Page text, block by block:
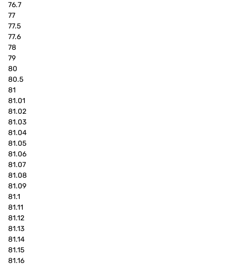
76.7
77
77.5
77.6
78
79
80
80.5
81
81.01
81.02
81.03
81.04
81.05
81.06
81.07
81.08
81.09
81.1
81.11
81.12
81.13
81.14
81.15
81.16